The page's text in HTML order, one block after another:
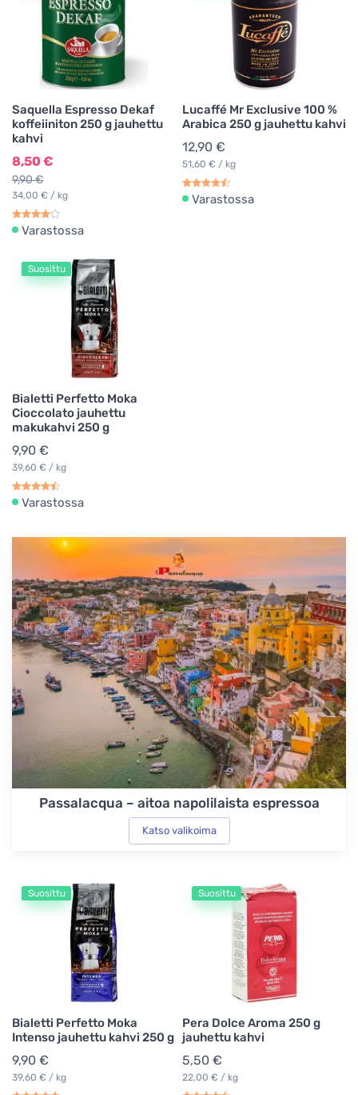
Saquella Espresso Dekaf
koffeiiniton 250 g jauhettu
kahvi
8,50 €
9,90 €
34,00 € / kg
Varastossa
Lucaffé Mr Exclusive 100 %
Arabica 250 g jauhettu kahvi
12,90 €
51,60 € / kg
Varastossa
Suosittu
Bialetti Perfetto Moka
Cioccolato jauhettu
makukahvi 250 g
9,90 €
39,60 € / kg
Varastossa
Passalacqua – aitoa napolilaista espressoa
Katso valikoima
Suosittu
Bialetti Perfetto Moka
Intenso jauhettu kahvi 250 g
9,90 €
39,60 € / kg
Suosittu
Pera Dolce Aroma 250 g
jauhettu kahvi
5,50 €
22,00 € / kg